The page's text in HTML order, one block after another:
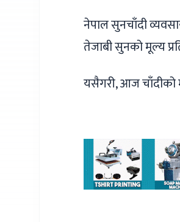
नेपाल सुनचाँदी
तेजाबी सुनको मूल्य
यसैगरी, आज चाँदीको